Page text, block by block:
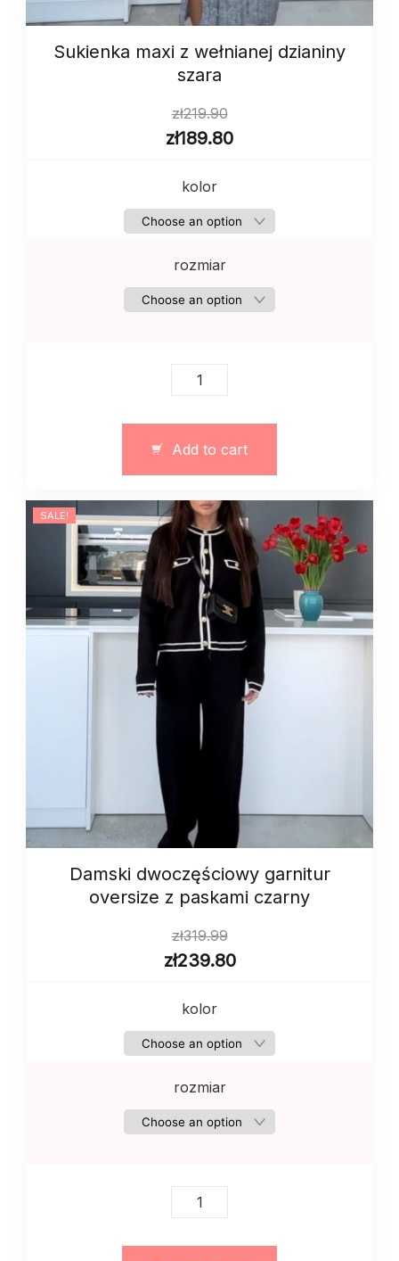
Sukienka maxi z wełnianej dzianiny
szara
zł219.90
zł189.80
kolor
rozmiar
Sukienka
dzianiny
szara
quantity
Add to cart
SALE!
Damski dwoczęściowy garnitur
oversize z paskami czarny
zł319.99
zł239.80
kolor
rozmiar
Damski